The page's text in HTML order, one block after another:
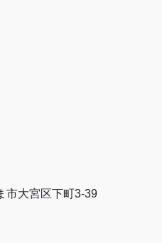
市大宮区下町3-39